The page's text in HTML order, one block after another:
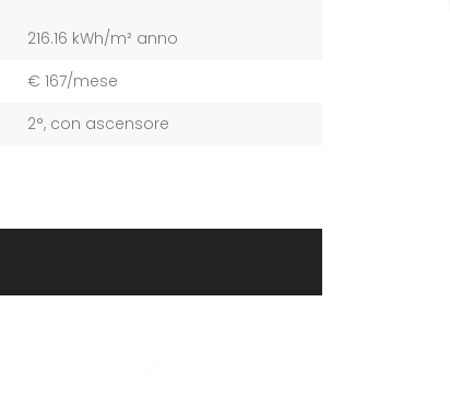
216.16 kWh/m² anno
€ 167/mese
2°, con ascensore